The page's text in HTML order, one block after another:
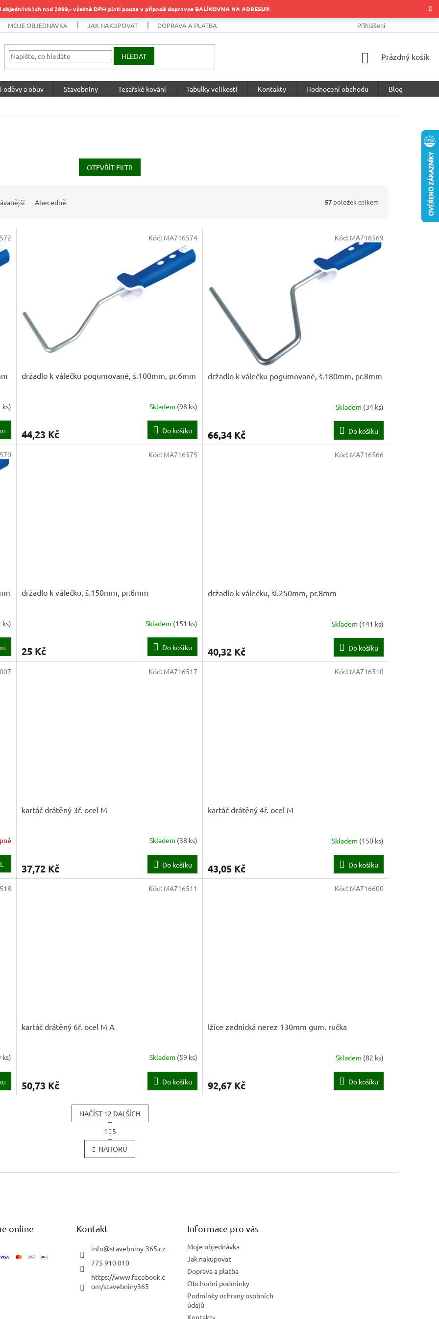
nad 2999,- včetně DPH platí pouze v případě dopravce BALÍKOVNA NA ADRESU!!!
MOJE OBJEDNÁVKA JAK NAKUPOVAT DOPRAVA A PLATBA PODMÍNKY OCHRANY OSOBNÍCH
Přihlášení
HLEDAT
NÁKUPNÍ
Prázdný košík
oděvy a obuv Stavebniny Tesařské kování Tabulky velikostí Kontakty Hodnocení obchodu
Blog
OTEVŘÍT FILTR
Abecedně 57 položek celkem
ks)
držadlo k válečku pogumované, š.100mm, pr.6mm
Skladem (98 ks)
44,23 Kč Do košíku
Kód: MA716574
držadlo k válečku pogumované, š.180mm, pr.8mm
Skladem (34 ks)
66,34 Kč Do košíku
Kód: MA716569
ks)
držadlo k válečku, š.150mm, pr.6mm
Skladem (151 ks)
25 Kč Do košíku
Kód: MA716575
držadlo k válečku, ší.250mm, pr.8mm
Skladem (141 ks)
40,32 Kč Do košíku
Kód: MA716566
kartáč drátěný 3ř. ocel M
Skladem (38 ks)
37,72 Kč Do košíku
Kód: MA716517
kartáč drátěný 4ř. ocel M
Skladem (150 ks)
43,05 Kč Do košíku
Kód: MA716510
ks)
kartáč drátěný 6ř. ocel M A
Skladem (59 ks)
50,73 Kč Do košíku
Kód: MA716511
lžíce zednická nerez 130mm gum. ručka
Skladem (82 ks)
92,67 Kč Do košíku
Kód: MA716600
O
v
l
d
y
ý
p
i
NAČÍST 12 DALŠÍCH
S
t
r
á
n
o
1 5
NAHORU
online
Kontakt
info@stavebniny-365.cz
775 910 010
https://www.facebook.c
om/stavebniny365
Informace pro vás
Moje objednávka
Jak nakupovat
Doprava a platba
Obchodní podmínky
Podmínky ochrany osobních
údajů
Kontakty